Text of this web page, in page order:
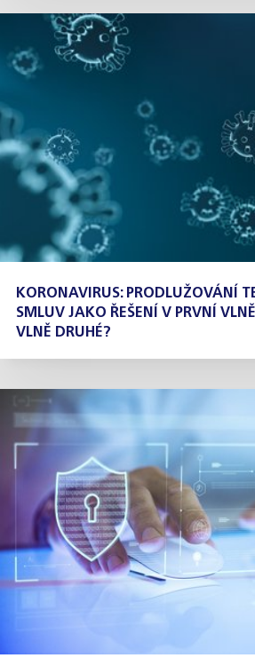
KORONAVIRUS: PRODLUŽOVÁNÍ
SMLUV JAKO ŘEŠENÍ V PRVNÍ
VLNĚ DRUHÉ?